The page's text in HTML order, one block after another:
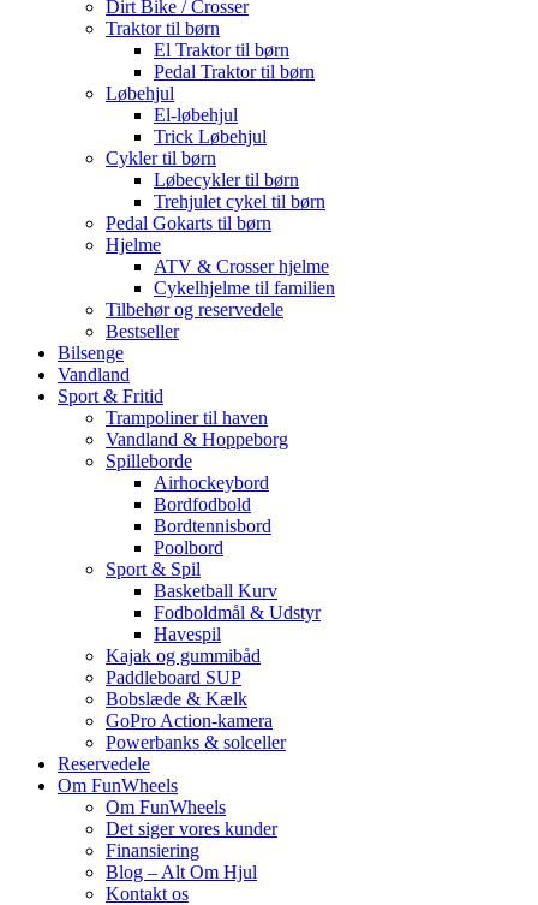
Dirt Bike / Crosser
Traktor til børn
El Traktor til børn
Pedal Traktor til børn
Løbehjul
El-løbehjul
Trick Løbehjul
Cykler til børn
Løbecykler til børn
Trehjulet cykel til børn
Pedal Gokarts til børn
Hjelme
ATV & Crosser hjelme
Cykelhjelme til familien
Tilbehør og reservedele
Bestseller
Bilsenge
Vandland
Sport & Fritid
Trampoliner til haven
Vandland & Hoppeborg
Spilleborde
Airhockeybord
Bordfodbold
Bordtennisbord
Poolbord
Sport & Spil
Basketball Kurv
Fodboldmål & Udstyr
Havespil
Kajak og gummibåd
Paddleboard SUP
Bobslæde & Kælk
GoPro Action-kamera
Powerbanks & solceller
Reservedele
Om FunWheels
Om FunWheels
Det siger vores kunder
Finansiering
Blog – Alt Om Hjul
Kontakt os